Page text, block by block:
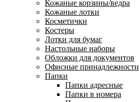
Кожаные корзины/ведра
Кожаные лотки
Косметички
Костеры
Лотки для бумаг
Настольные наборы
Обложки для документов
Офисные принадлежности
Папки
Папки адресные
Папки в номера